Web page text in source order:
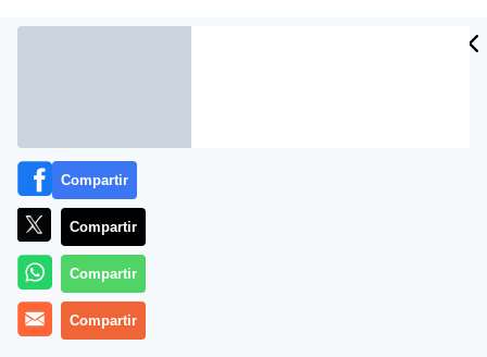
Más información
Compartir
Compartir
Compartir
Compartir